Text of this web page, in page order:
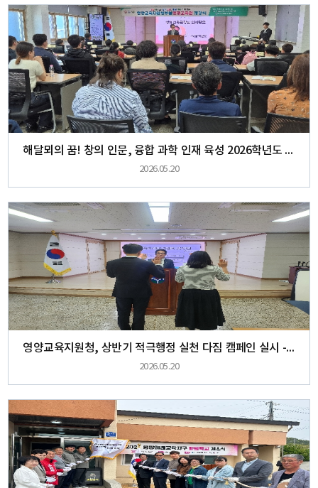
해달뫼의 꿈! 창의 인문, 융합 과학 인재 육성 2026학년도 영양교육지원청부설영재교육원 개강식 개최
2026.05.20
영양교육지원청, 상반기 적극행정 실천 다짐 캠페인 실시 -적극행정으로 신뢰받는 교육행정 구현-
2026.05.20